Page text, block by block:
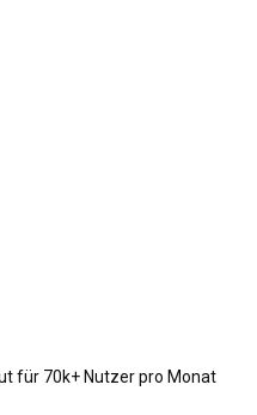
für 70k+ Nutzer pro Monat